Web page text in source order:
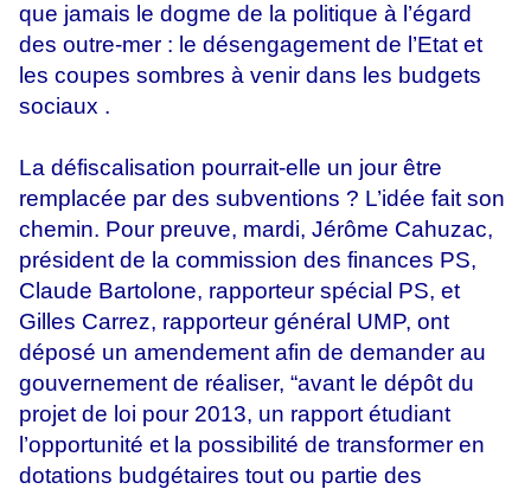
que jamais le dogme de la politique à l’égard
des outre-mer : le désengagement de l’Etat et
les coupes sombres à venir dans les budgets
sociaux .
La défiscalisation pourrait-elle un jour être
remplacée par des subventions ? L’idée fait son
chemin. Pour preuve, mardi, Jérôme Cahuzac,
président de la commission des finances PS,
Claude Bartolone, rapporteur spécial PS, et
Gilles Carrez, rapporteur général UMP, ont
déposé un amendement afin de demander au
gouvernement de réaliser, “avant le dépôt du
projet de loi pour 2013, un rapport étudiant
l’opportunité et la possibilité de transformer en
dotations budgétaires tout ou partie des